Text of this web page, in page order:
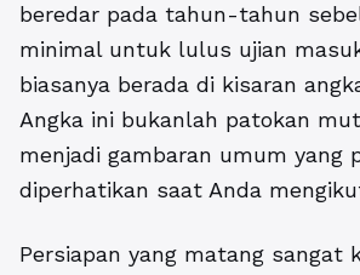
beredar pada tahun-tahun
minimal untuk lulus ujian
biasanya berada di kisaran
Angka ini bukanlah patokan
menjadi gambaran umum yang
diperhatikan saat Anda
Persiapan yang matang sangat